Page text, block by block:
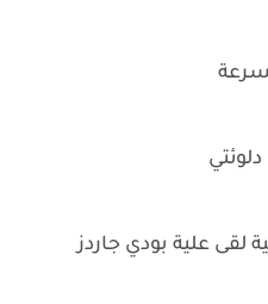
علية بودي جاردز